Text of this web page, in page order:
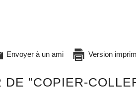
Envoyer à un ami Version
"COPIER-